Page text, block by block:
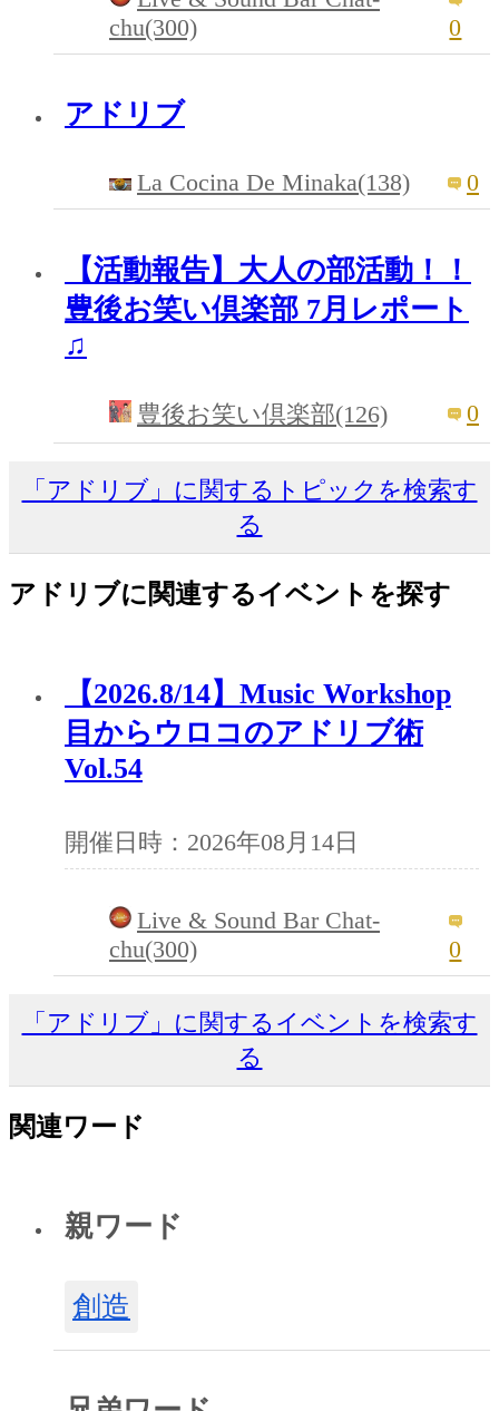
chu(300)
0
アドリブ
La Cocina De Minaka(138) 0
【活動報告】大人の部活動！！
豊後お笑い倶楽部 7月レポート
♫
豊後お笑い倶楽部(126) 0
「アドリブ」に関するトピックを検索す
る
アドリブに関連するイベントを探す
【2026.8/14】Music Workshop
目からウロコのアドリブ術
Vol.54
開催日時：2026年08月14日
Live & Sound Bar Chat-
chu(300)
0
「アドリブ」に関するイベントを検索す
る
関連ワード
親ワード
創造